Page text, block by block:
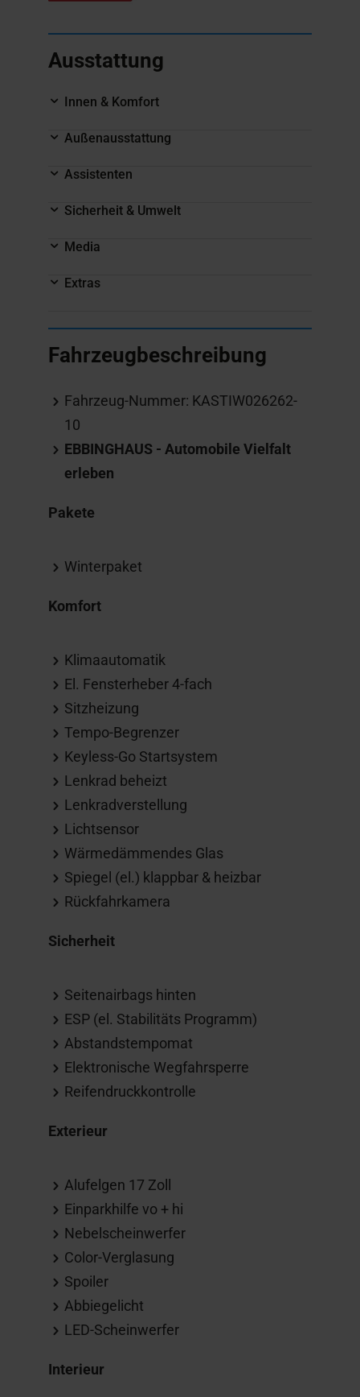
Ausstattung
Innen & Komfort
Außenausstattung
Assistenten
Sicherheit & Umwelt
Media
Extras
Fahrzeugbeschreibung
Fahrzeug-Nummer: KASTIW026262-
10
EBBINGHAUS - Automobile Vielfalt
erleben
Pakete
Winterpaket
Komfort
Klimaautomatik
El. Fensterheber 4-fach
Sitzheizung
Tempo-Begrenzer
Keyless-Go Startsystem
Lenkrad beheizt
Lenkradverstellung
Lichtsensor
Wärmedämmendes Glas
Spiegel (el.) klappbar & heizbar
Rückfahrkamera
Sicherheit
Seitenairbags hinten
ESP (el. Stabilitäts Programm)
Abstandstempomat
Elektronische Wegfahrsperre
Reifendruckkontrolle
Exterieur
Alufelgen 17 Zoll
Einparkhilfe vo + hi
Nebelscheinwerfer
Color-Verglasung
Spoiler
Abbiegelicht
LED-Scheinwerfer
Interieur